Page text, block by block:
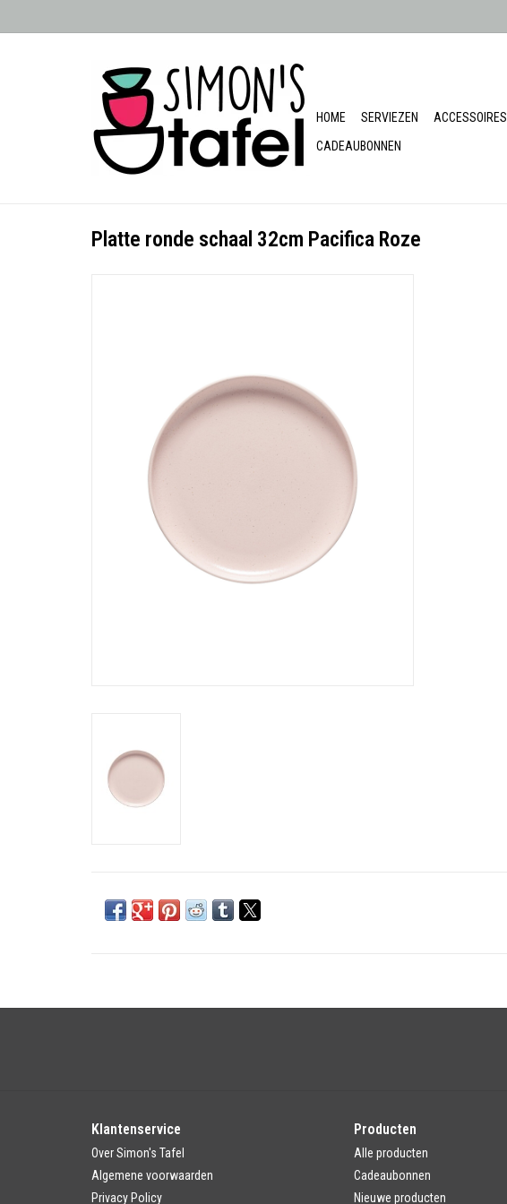
HOME SERVIEZEN ACCESSOIRES
CADEAUBONNEN
Platte ronde schaal 32cm Pacifica Roze
Klantenservice
Over Simon's Tafel
Algemene voorwaarden
Privacy Policy
Producten
Alle producten
Cadeaubonnen
Nieuwe producten